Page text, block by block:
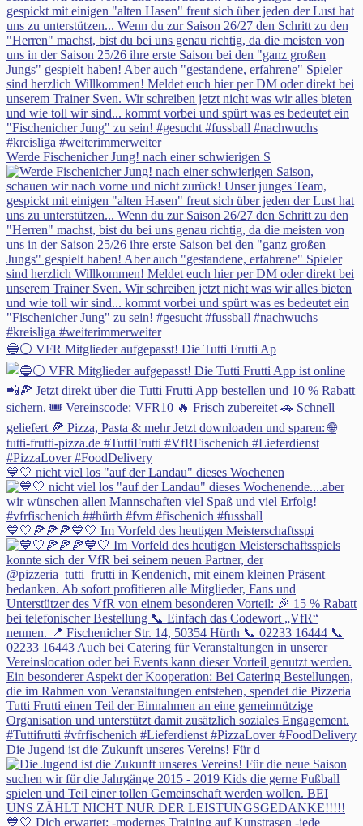
Werde Fischenicher Jung! nach einer schwierigen S
🔵⚪ VFR Mitglieder aufgepasst! Die Tutti Frutti Ap
💙🤍 nicht viel los "auf der Landau" dieses Wochenen
💙🤍🍕🍕🍕💙🤍 Im Vorfeld des heutigen Meisterschaftsspi
Die Jugend ist die Zukunft unseres Vereins! Für d